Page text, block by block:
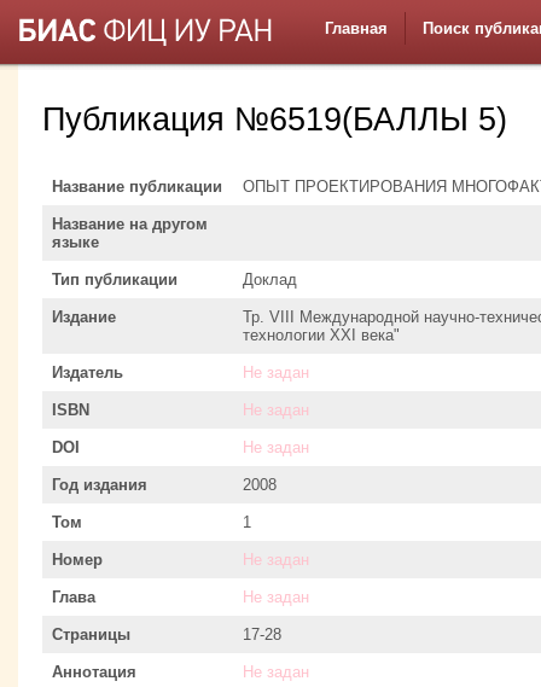
Главная Поиск
Публикация №6519(БАЛЛЫ 5)
Название публикации ОПЫТ ПРОЕКТИРОВАНИЯ
Название на другом
языке
Тип публикации Доклад
Издание
Тр. VIII Международной научно-
технологии XXI века"
Издатель Не задан
ISBN Не задан
DOI Не задан
Год издания 2008
Том 1
Номер Не задан
Глава Не задан
Страницы 17-28
Аннотация Не задан